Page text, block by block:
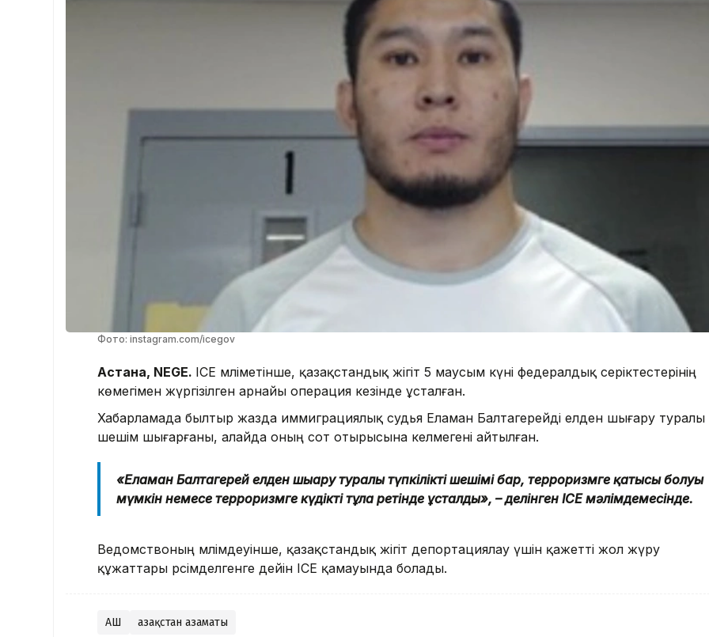
Фото: instagram.com/icegov
Астана, NEGE. ICE мәліметінше, қазақстандық жігіт 5 маусым күні федералдық серіктестерінің
көмегімен жүргізілген арнайы операция кезінде ұсталған.
Хабарламада былтыр жазда иммиграциялық судья Еламан Балтагерейді елден шығару туралы
шешім шығарғаны, алайда оның сот отырысына келмегені айтылған.
«Еламан Балтагерей елден шығару туралы түпкілікті шешімі бар, терроризмге қатысы болуы
мүмкін немесе терроризмге күдікті тұлға ретінде ұсталды», – делінген ICE мәлімдемесінде.
Ведомствоның мәлімдеуінше, қазақстандық жігіт депортациялау үшін қажетті жол жүру
құжаттары рәсімделгенге дейін ICE қамауында болады.
АҚШ Қазақстан азаматы